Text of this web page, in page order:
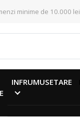
minime de 10.000 lei
INFRUMUSETARE